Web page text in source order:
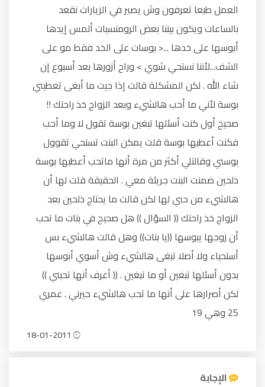
العمل طبعا تعرفون وش يصير في الزيارات نقعد
بالساعات ويكون بيننا بعض الرومنسيات ألمس إيدها
أبوسها على خدها ...< بوسات على الخد فقط مو على
الشف...لأننا نستحي شوي > وراح أزورها بعد أسبوع إن
شاء الله . لكن المشكلة قالت إذا جيت ما أبغى تعطيني
بوسة لأني ما أحب هالشيء وبعد الزواج خذ راحتك !!
صحيح أول كنت أسئلها تبغين بوسة تقول لا وما أحب
فكنت أعطيها بوسة قلت يمكن البنت تستحي تقوول
بوسني وقالتلي أكثر من مرة أنها ماتحب أعطيها بوسة
ذلحين ضمنت البنت جريئة معي . الحقيقة قلت لها أن
هالشيء من حبي لها لكن قالت ما يحتاج ذلحين بعد
الزواج خذ راحتك (( السؤال )) هل صحيح في بنات ما تحب
أن زوجها يبوسها ((يا بنات)) وهل قالت هالشيء بس
أستحياء ولا أصلا تبغى هالشيء وش أسوي أبوسها
بدون أسئلها تبغين أو ما تبغين . (( أعرف أنها تحبني ))
لكن أصرارها على أنها ما تحب هالشيء حيرني . عمري
25 وهي 19
الإجابة